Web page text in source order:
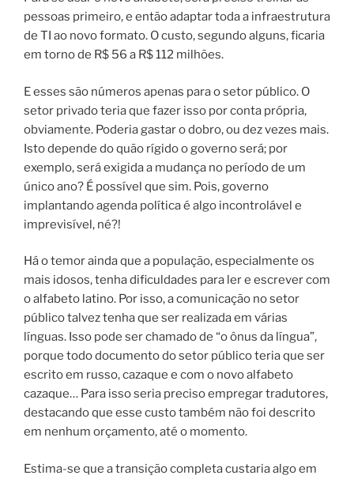
pessoas primeiro, e então adaptar toda a infraestrutura
de TI ao novo formato. O custo, segundo alguns, ficaria
em torno de R$ 56 a R$ 112 milhões.
E esses são números apenas para o setor público. O
setor privado teria que fazer isso por conta própria,
obviamente. Poderia gastar o dobro, ou dez vezes mais.
Isto depende do quão rígido o governo será; por
exemplo, será exigida a mudança no período de um
único ano? É possível que sim. Pois, governo
implantando agenda política é algo incontrolável e
imprevisível, né?!
Há o temor ainda que a população, especialmente os
mais idosos, tenha dificuldades para ler e escrever com
o alfabeto latino. Por isso, a comunicação no setor
público talvez tenha que ser realizada em várias
línguas. Isso pode ser chamado de “o ônus da língua”,
porque todo documento do setor público teria que ser
escrito em russo, cazaque e com o novo alfabeto
cazaque… Para isso seria preciso empregar tradutores,
destacando que esse custo também não foi descrito
em nenhum orçamento, até o momento.
Estima-se que a transição completa custaria algo em